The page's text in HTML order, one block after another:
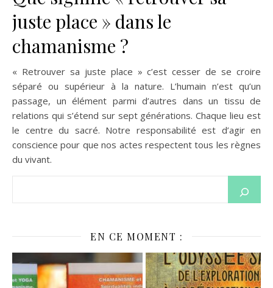
juste place » dans le
chamanisme ?
« Retrouver sa juste place » c’est cesser de se croire
séparé ou supérieur à la nature. L’humain n’est qu’un
passage, un élément parmi d’autres dans un tissu de
relations qui s’étend sur sept générations. Chaque lieu est
le centre du sacré. Notre responsabilité est d’agir en
conscience pour que nos actes respectent tous les règnes
du vivant.
EN CE MOMENT :